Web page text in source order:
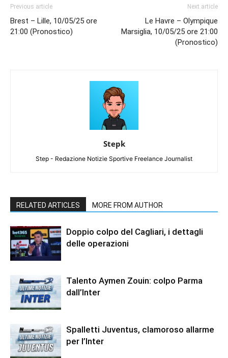
Previous article
Brest – Lille, 10/05/25 ore
21:00 (Pronostico)
Next article
Le Havre – Olympique
Marsiglia, 10/05/25 ore 21:00
(Pronostico)
Stepk
Step - Redazione Notizie Sportive Freelance Journalist
RELATED ARTICLES MORE FROM AUTHOR
Doppio colpo del Cagliari, i dettagli
delle operazioni
Talento Aymen Zouin: colpo Parma
dall’Inter
Spalletti Juventus, clamoroso allarme
per l’Inter